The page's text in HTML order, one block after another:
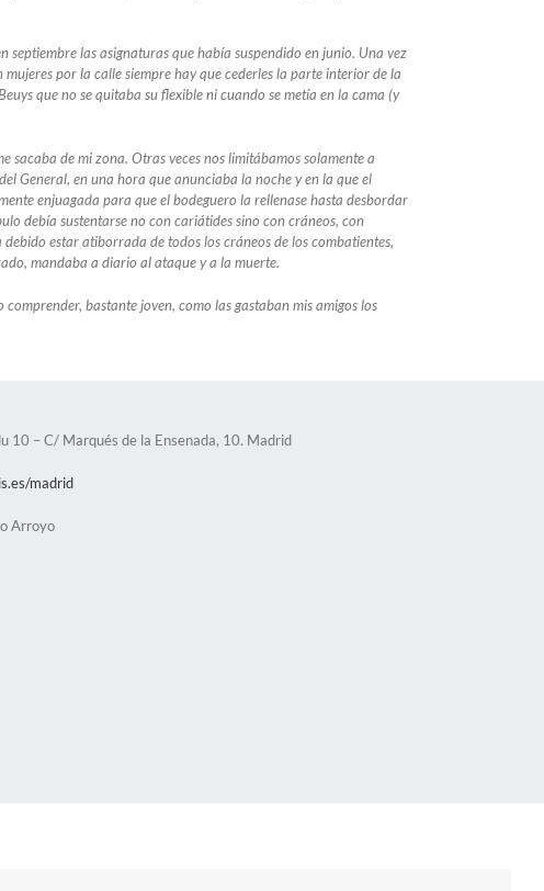
las asignaturas que había suspendido en junio. Una vez
por la calle siempre hay que cederles la parte interior de la
que no se quitaba su flexible ni cuando se metía en la cama (y
de mi zona. Otras veces nos limitábamos solamente a
General, en una hora que anunciaba la noche y en la que el
enjuagada para que el bodeguero la rellenase hasta desbordar
debía sustentarse no con cariátides sino con cráneos, con
estar atiborrada de todos los cráneos de los combatientes,
mandaba a diario al ataque y a la muerte.
bastante joven, como las gastaban mis amigos los
10 – C/ Marqués de la Ensenada, 10. Madrid
madrid
Arroyo